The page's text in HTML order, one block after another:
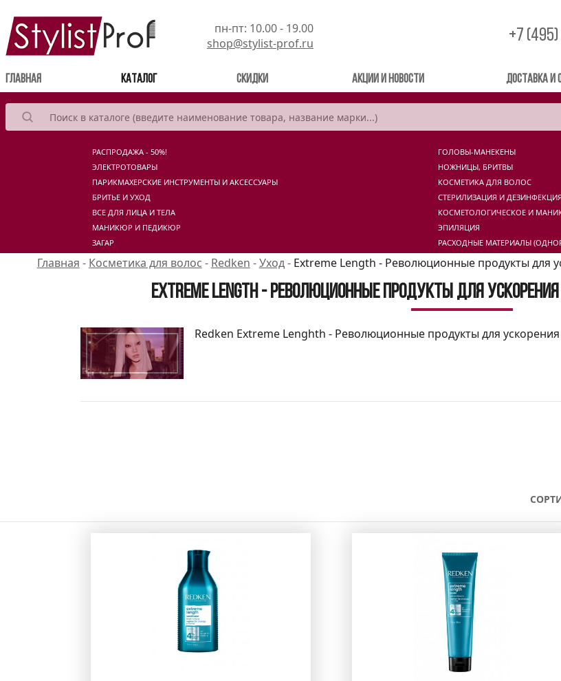
пн-пт: 10.00 - 19.00
shop@stylist-prof.ru
+7
Главная Каталог Скидки Акции и новости Доставка и
РАСПРОДАЖА - 50%!
ГОЛОВЫ-МАНЕКЕНЫ
ЭЛЕКТРОТОВАРЫ
НОЖНИЦЫ, БРИТВЫ
ПАРИКМАХЕРСКИЕ ИНСТРУМЕНТЫ И АКСЕССУАРЫ
КОСМЕТИКА ДЛЯ ВОЛОС
БРИТЬЕ И УХОД
СТЕРИЛИЗАЦИЯ И ДЕЗИНФЕКЦИЯ
ВСЕ ДЛЯ ЛИЦА И ТЕЛА
КОСМЕТОЛОГИЧЕСКОЕ И
МАНИКЮР И ПЕДИКЮР
ЭПИЛЯЦИЯ
ЗАГАР
РАСХОДНЫЕ МАТЕРИАЛЫ
Главная - Косметика для волос - Redken -Уход- Extreme Length - Революционные продукты для
Extreme Length - Революционные продукты для
Redken Extreme Lenghth - Революционные продукты для